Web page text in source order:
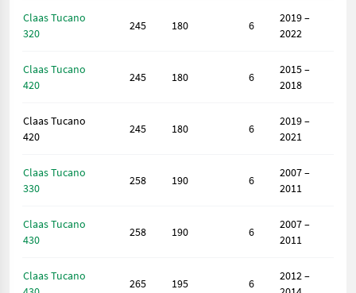
Claas Tucano
320
245 180 6
2019 –
2022
Claas Tucano
420
245 180 6
2015 –
2018
Claas Tucano
420
245 180 6
2019 –
2021
Claas Tucano
330
258 190 6
2007 –
2011
Claas Tucano
430
258 190 6
2007 –
2011
Claas Tucano
265 195 6
2012 –